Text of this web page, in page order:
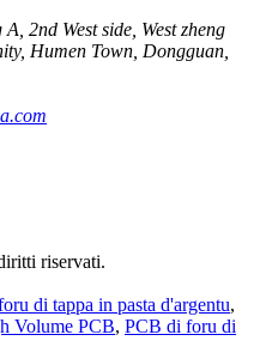
2nd West side, West zheng
Humen Town, Dongguan,
riservati.
di tappa in pasta d'argentu,
Volume PCB, PCB di foru di